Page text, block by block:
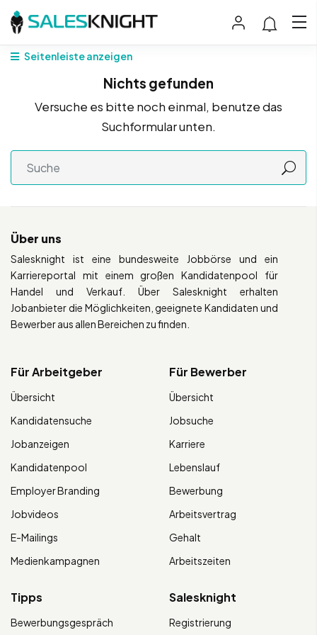
Seitenleiste anzeigen
Nichts gefunden
Versuche es bitte noch einmal, benutze das
Suchformular unten.
Über uns
Salesknight ist eine bundesweite Jobbörse und ein
Karriereportal mit einem großen Kandidatenpool für
Handel und Verkauf. Über Salesknight erhalten
Jobanbieter die Möglichkeiten, geeignete Kandidaten und
Bewerber aus allen Bereichen zu finden.
Für Arbeitgeber
Übersicht
Kandidatensuche
Jobanzeigen
Kandidatenpool
Employer Branding
Jobvideos
E-Mailings
Medienkampagnen
Für Bewerber
Übersicht
Jobsuche
Karriere
Lebenslauf
Bewerbung
Arbeitsvertrag
Gehalt
Arbeitszeiten
Tipps
Bewerbungsgespräch
Salesknight
Registrierung